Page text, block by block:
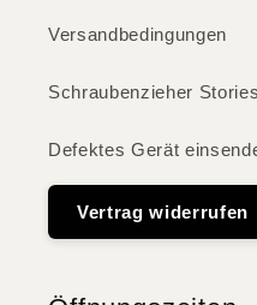
Versandbedingungen
Schraubenzieher Stories
Defektes Gerät
Vertrag widerrufen